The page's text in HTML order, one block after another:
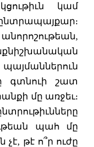
կամ
գտնուի շատ
մը առջեւ։
պահ մը
չէ, թէ ո՞ր ուժը